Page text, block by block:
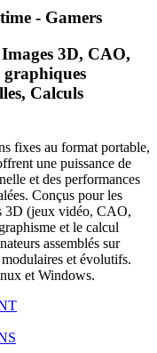
- Gamers
3D, CAO,
Calculs
fixes au format portable,
une puissance de
et des performances
Conçus pour les
3D (jeux vidéo, CAO,
et le calcul
assemblés sur
et évolutifs.
et Windows.